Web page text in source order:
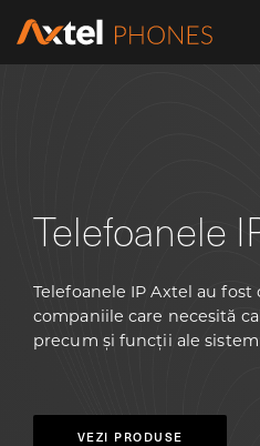
Telefoanele
Telefoanele IP Axtel au
companiile care necesită
precum și funcții ale
VEZI PRODUSE